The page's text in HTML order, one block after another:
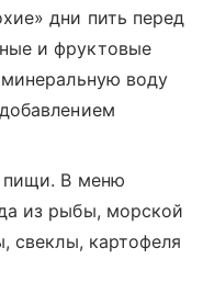
дни пить перед
и фруктовые
воду
пищи. В меню
из рыбы, морской
свеклы, картофеля